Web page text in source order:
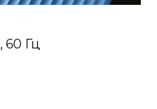
60 Гц